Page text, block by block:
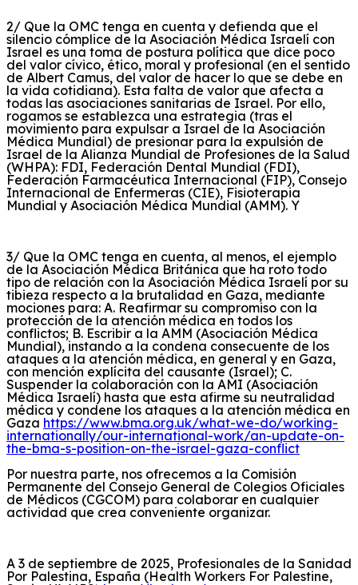
2/ Que la OMC tenga en cuenta y defienda que el
silencio cómplice de la Asociación Médica Israelí con
Israel es una toma de postura política que dice poco
del valor cívico, ético, moral y profesional (en el sentido
de Albert Camus, del valor de hacer lo que se debe en
la vida cotidiana). Esta falta de valor que afecta a
todas las asociaciones sanitarias de Israel. Por ello,
rogamos se establezca una estrategia (tras el
movimiento para expulsar a Israel de la Asociación
Médica Mundial) de presionar para la expulsión de
Israel de la Alianza Mundial de Profesiones de la Salud
(WHPA): FDI, Federación Dental Mundial (FDI),
Federación Farmacéutica Internacional (FIP), Consejo
Internacional de Enfermeras (CIE), Fisioterapia
Mundial y Asociación Médica Mundial (AMM). Y
3/ Que la OMC tenga en cuenta, al menos, el ejemplo
de la Asociación Médica Británica que ha roto todo
tipo de relación con la Asociación Médica Israelí por su
tibieza respecto a la brutalidad en Gaza, mediante
mociones para: A. Reafirmar su compromiso con la
protección de la atención médica en todos los
conflictos; B. Escribir a la AMM (Asociación Médica
Mundial), instando a la condena consecuente de los
ataques a la atención médica, en general y en Gaza,
con mención explícita del causante (Israel); C.
Suspender la colaboración con la AMI (Asociación
Médica Israelí) hasta que esta afirme su neutralidad
médica y condene los ataques a la atención médica en
Gaza https://www.bma.org.uk/what-we-do/working-
internationally/our-international-work/an-update-on-
the-bma-s-position-on-the-israel-gaza-conflict
Por nuestra parte, nos ofrecemos a la Comisión
Permanente del Consejo General de Colegios Oficiales
de Médicos (CGCOM) para colaborar en cualquier
actividad que crea conveniente organizar.
A 3 de septiembre de 2025, Profesionales de la Sanidad
Por Palestina, España (Health Workers For Palestine,